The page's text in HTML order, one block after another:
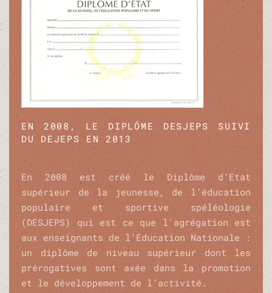
EN 2008, LE DIPLÔME DESJEPS SUIVI
DU DEJEPS EN 2013
En 2008 est créé le Diplôme d’Etat
supérieur de la jeunesse, de l’éducation
populaire et sportive spéléologie
(DESJEPS) qui est ce que l'agrégation est
aux enseignants de l’Education Nationale :
un diplôme de niveau supérieur dont les
prérogatives sont axée dans la promotion
et le développement de l’activité.